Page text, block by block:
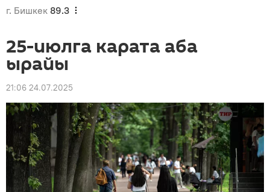
г. Бишкек 89.3
25-июлга карата аба
ырайы
21:06 24.07.2025